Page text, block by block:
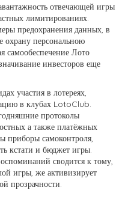
отвечающей игры
лимитированиях.
предохранения данных, в
охрану персональною
самообеспечение Лото
инвесторов еще
участия в лотереях,
в клубах LotoClub.
протоколы
а также платёжных
приборы самоконтроля,
кстати и бюджет игры.
сводится к тому,
игры, же активизирует
прозрачности.